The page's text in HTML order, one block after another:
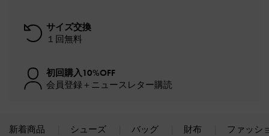
サイズ交換
１回無料
初回購入10%OFF
会員登録＋ニュースレター購読
新着商品 シューズ バッグ 財布 ファッシ